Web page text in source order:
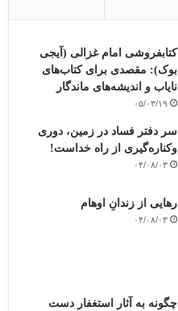
کتابفروشی امام غزالی (آیجی
بوک): مقصدی برای کتاب‌های
نایاب و اندیشه‌های ماندگار
۰۵/۰۳/۱۹
سر دفتر فساد در زمین‌، دوری
وکناره‌گیری از راه خداست‌!
۰۴/۰۸/۰۳
رهایی از زندانِ اوهام
۰۴/۰۸/۰۳
چگونه به آثار استغفار دست